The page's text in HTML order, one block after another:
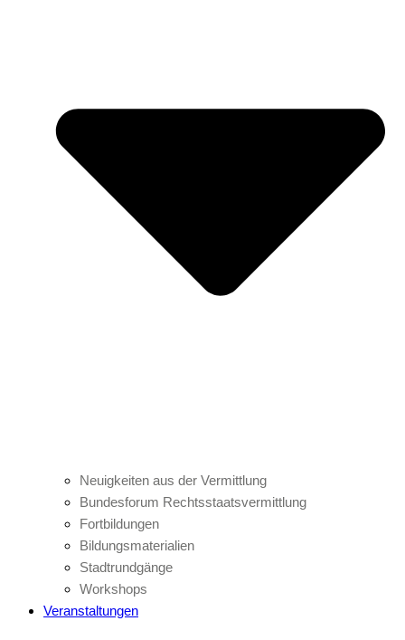
Neuigkeiten aus der Vermittlung
Bundesforum Rechtsstaatsvermittlung
Fortbildungen
Bildungsmaterialien
Stadtrundgänge
Workshops
Veranstaltungen